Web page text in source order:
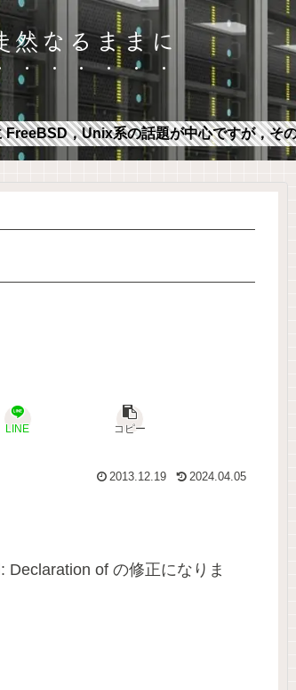
然なるままに
，Unix系の話題が中心ですが，そ
LINE コピー
2013.12.19 2024.04.05
of の修正になりま